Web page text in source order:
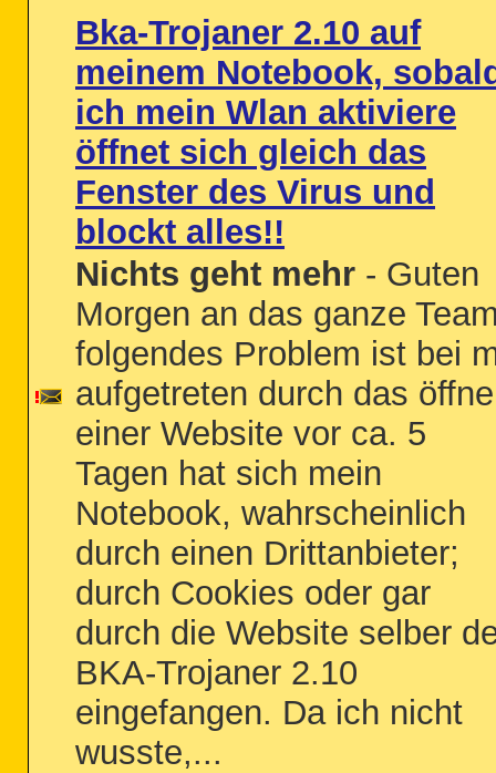
Bka-Trojaner 2.10 auf
meinem Notebook,
ich mein Wlan aktiviere
öffnet sich gleich das
Fenster des Virus und
blockt alles!!
Nichts geht mehr - Guten
Morgen an das ganze
folgendes Problem ist bei
aufgetreten durch das
einer Website vor ca. 5
Tagen hat sich mein
Notebook, wahrscheinlich
durch einen Drittanbieter;
durch Cookies oder gar
durch die Website selber
BKA-Trojaner 2.10
eingefangen. Da ich nicht
wusste,...